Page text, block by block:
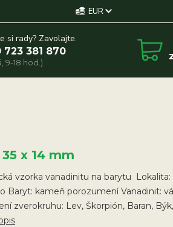
EUR
si rady? Zavolajte.
723 381 870
9-18 hod.)
x 14 mm
vzorka vanadinitu na barytu Lokalita:
Baryt: kameň porozumení Vanadinit:
zverokruhu: Lev, Škorpión, Baran,